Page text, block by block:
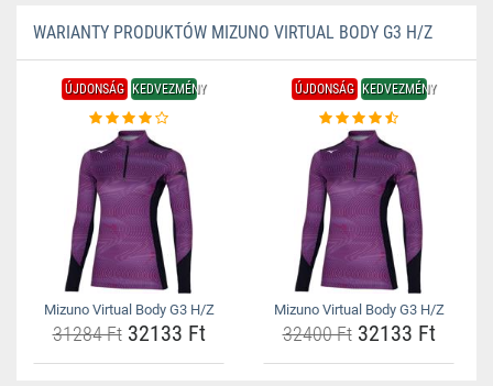
WARIANTY PRODUKTÓW MIZUNO VIRTUAL BODY G3 H/Z
ÚJDONSÁG KEDVEZMÉNY
Mizuno Virtual Body G3 H/Z
31284 Ft32133 Ft
ÚJDONSÁG KEDVEZMÉNY
Mizuno Virtual Body G3 H/Z
32400 Ft32133 Ft